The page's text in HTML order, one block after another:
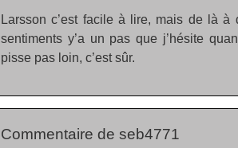
Larsson c’est facile à lire, mais de là à
sentiments y’a un pas que j’hésite
pisse pas loin, c’est sûr.
Commentaire de seb4771